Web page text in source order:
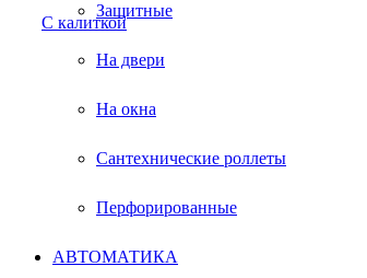
Защитные
На двери
На окна
Сантехнические роллеты
Перфорированные
АВТОМАТИКА
С калиткой